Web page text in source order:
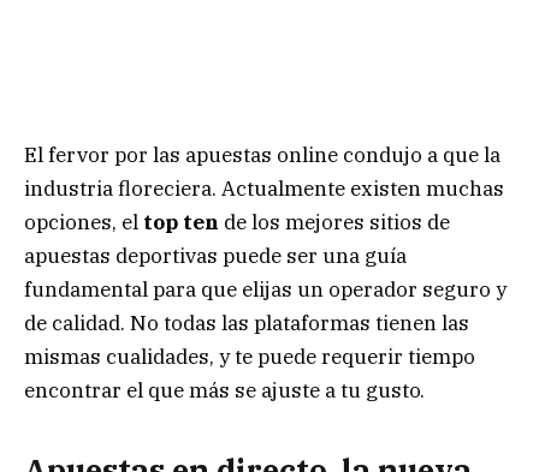
El fervor por las apuestas online condujo a que la
industria floreciera. Actualmente existen muchas
opciones, el top ten de los mejores sitios de
apuestas deportivas puede ser una guía
fundamental para que elijas un operador seguro y
de calidad. No todas las plataformas tienen las
mismas cualidades, y te puede requerir tiempo
encontrar el que más se ajuste a tu gusto.